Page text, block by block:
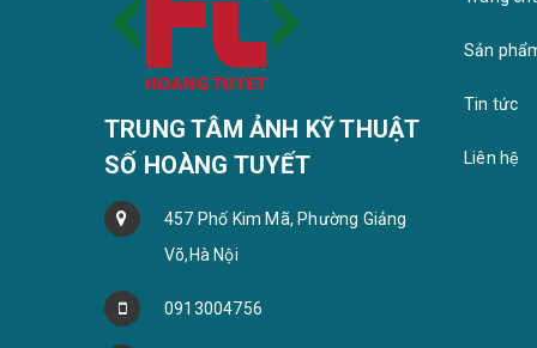
TRUNG TÂM ẢNH KỸ THUẬT
SỐ HOÀNG TUYẾT
457 Phố Kim Mã, Phường Giảng
Võ,Hà Nội
0913004756
Sản
Tin tức
Liên hệ